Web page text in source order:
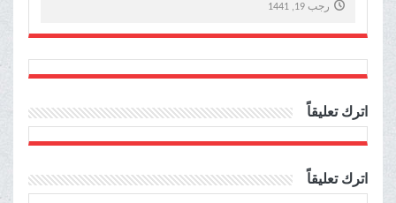
رجب 19, 1441
اترك تعليقاً
اترك تعليقاً